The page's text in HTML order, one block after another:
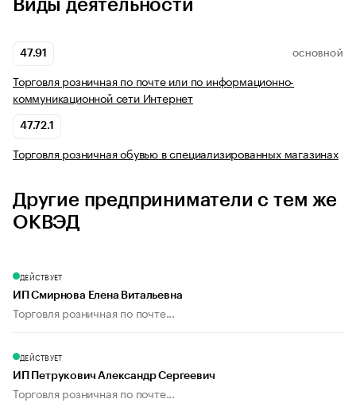
Виды деятельности
47.91 ОСНОВНОЙ
Торговля розничная по почте или по информационно-
коммуникационной сети Интернет
47.72.1
Торговля розничная обувью в специализированных магазинах
Другие предприниматели с тем же
ОКВЭД
ДЕЙСТВУЕТ
ИП Смирнова Елена Витальевна
Торговля розничная по почте...
ДЕЙСТВУЕТ
ИП Петрукович Александр Сергеевич
Торговля розничная по почте...